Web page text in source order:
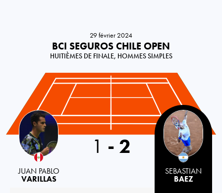
29 février 2024
BCI SEGUROS CHILE OPEN
HUITIÈMES DE FINALE, HOMMES SIMPLES
Peru
JUAN PABLO
VARILLAS
1 - 2
SEBASTIAN
BAEZ